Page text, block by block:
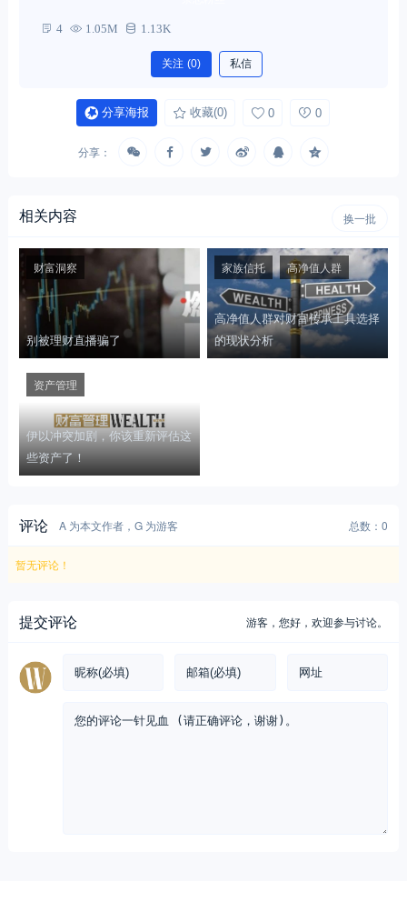
4 1.05M 1.13K
关注 (0) 私信
分享海报 收藏(0) 0 0
分享：
相关内容 换一批
别被理财直播骗了
财富洞察
高净值人群对财富传承工具选择
的现状分析
家族信托 高净值人群
伊以冲突加剧，你该重新评估这
些资产了！
资产管理
评论 A 为本文作者，G 为游客 总数：0
暂无评论！
提交评论 游客，您好，欢迎参与讨论。